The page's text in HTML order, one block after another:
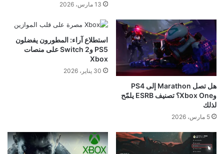
13 مارس، 2026
هل تصل Marathon إلى PS4
وXbox One؟ تصنيف ESRB يلمّح
لذلك
5 مارس، 2026
استطلاع آراء: المطورون يفضلون
PS5 وSwitch 2 على منصات
Xbox
30 يناير، 2026